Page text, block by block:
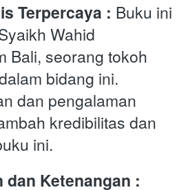
Terpercaya : Buku ini
Wahid
Bali, seorang tokoh
bidang ini.
dan pengalaman
kredibilitas dan
ini.